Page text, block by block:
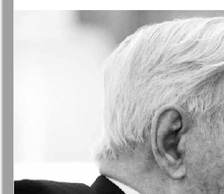
7
1
7
13
19
25 26
Апельсин
Баден-
МК-Германия
планета мнений
МК-
Новые Земляки
Panorama-mir Партнер
Русский вояж